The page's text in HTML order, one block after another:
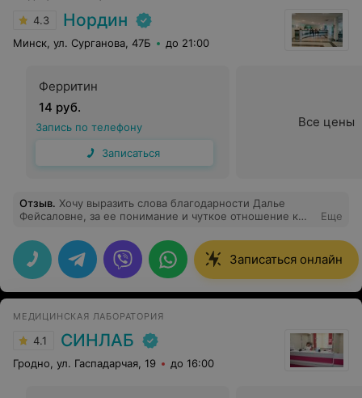
4.3 Нордин
Минск, ул. Сурганова, 47Б до 21:00
Ферритин
14 руб.
Запись по телефону
Записаться
Все цены
Отзыв. Хочу выразить слова благодарности Далье
Фейсаловне, за ее понимание и чуткое отношение к
вот уже четвертый год хожу на консультацию только к
ней. Она мне очень помогла и успокоила. Ставит
точные диагнозы и ничего лишнего не выписывает
.Всегда на позитиве.
Еще
Записаться онлайн
МЕДИЦИНСКАЯ ЛАБОРАТОРИЯ
4.1 СИНЛАБ
Гродно, ул. Гаспадарчая, 19 до 16:00